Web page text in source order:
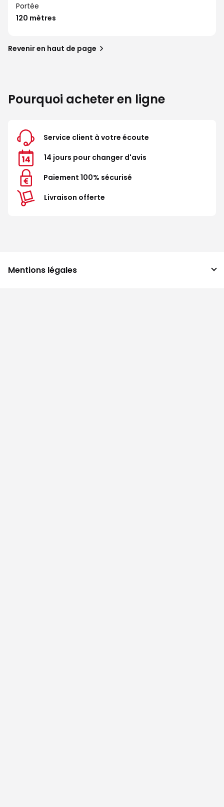
Portée
120 mètres
Revenir en haut de page
Pourquoi acheter en ligne
Service client à votre écoute
14 jours pour changer d'avis
Paiement 100% sécurisé
Livraison offerte
Mentions légales